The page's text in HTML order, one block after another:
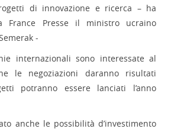
di innovazione e ricerca – ha
France Presse il ministro ucraino
-
internazionali sono interessate al
le negoziazioni daranno risultati
potranno essere lanciati l’anno
anche le possibilità d’investimento